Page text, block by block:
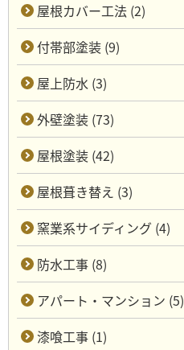
屋根カバー工法 (2)
付帯部塗装 (9)
屋上防水 (3)
外壁塗装 (73)
屋根塗装 (42)
屋根葺き替え (3)
窯業系サイディング (4)
防水工事 (8)
アパート・マンション (5)
漆喰工事 (1)